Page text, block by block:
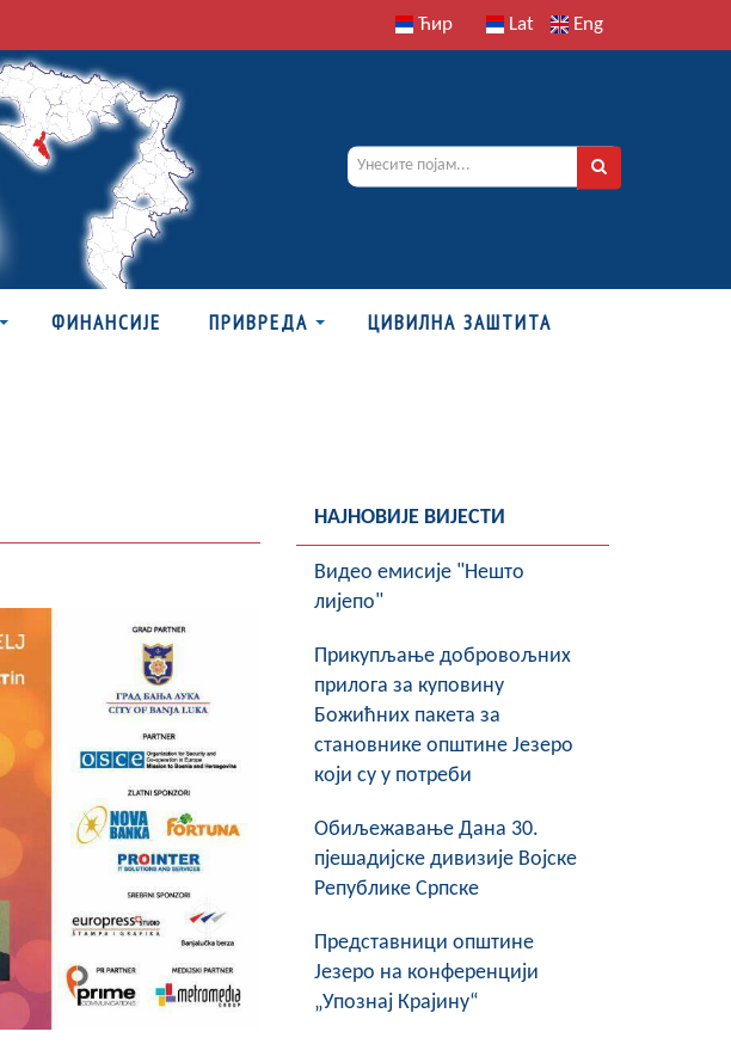
Ћир Lat Eng
ФИНАНСИЈЕ ПРИВРЕДА ЦИВИЛНА ЗАШТИТА
НАЈНОВИЈЕ ВИЈЕСТИ
Видео емисије "Нешто
лијепо"
Прикупљање добровољних
прилога за куповину
Божићних пакета за
становнике општине Језеро
који су у потреби
Обиљежавање Данa 30.
пјешадијске дивизије Војске
Републике Српске
Представници општине
Језеро на конференцији
„Упознај Крајину“